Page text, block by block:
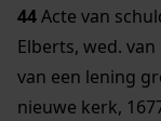
44Acte van
Elberts, wed.
van een lening
nieuwe kerk,